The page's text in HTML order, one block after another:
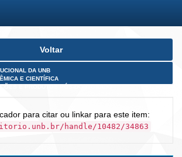
Voltar
DA UNB
E CIENTÍFICA
para citar ou linkar para este item:
handle/10482/34863